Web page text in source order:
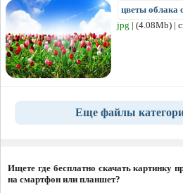
цветы облака
jpg | (4.08Mb) |
Еще файлы
Ищете где бесплатно скачать картинку
на смартфон или планшет?